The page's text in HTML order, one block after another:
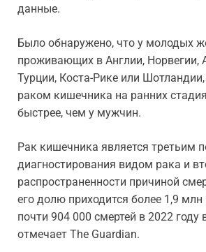
данные.
Было обнаружено, что у молодых
проживающих в Англии, Норвегии,
Турции, Коста-Рике или
раком кишечника на ранних
быстрее, чем у мужчин.
Рак кишечника является третьим
диагностирования видом рака и
распространенности причиной
его долю приходится более 1,9
почти 904 000 смертей в 2022 году
отмечает The Guardian.